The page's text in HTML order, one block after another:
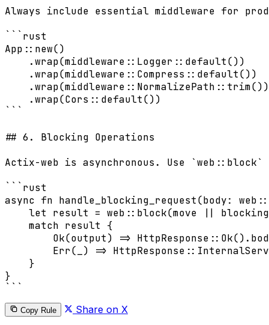
Always include essential middleware for
```rust
App::new()
.wrap(middleware::Logger::default())
.wrap(middleware::Compress::default())
.wrap(Cors::default())
## 6. Blocking Operations
Actix-web is asynchronous. Use
```rust
async fn handle_blocking_request(body:
let result = web::block(move ||
    match result {
Ok(output) =>
Err(_) =>
    }
}
Copy Rule Share on X